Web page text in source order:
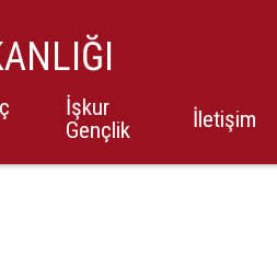
İşkur
Gençlik
İletişim